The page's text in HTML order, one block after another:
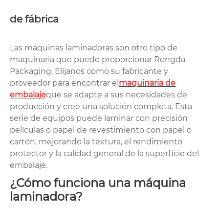
de fábrica
Las máquinas laminadoras son otro tipo de
maquinaria que puede proporcionar Rongda
Packaging. Elíjanos como su fabricante y
proveedor para encontrar el maquinaria de
embalajeque se adapte a sus necesidades de
producción y cree una solución completa. Esta
serie de equipos puede laminar con precisión
películas o papel de revestimiento con papel o
cartón, mejorando la textura, el rendimiento
protector y la calidad general de la superficie del
embalaje.
¿Cómo funciona una máquina
laminadora?